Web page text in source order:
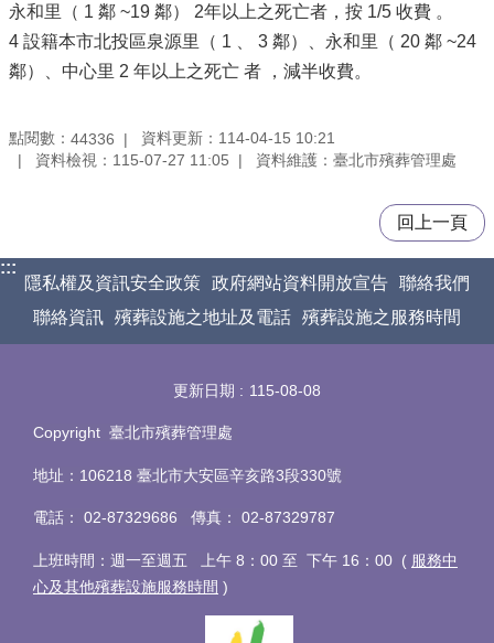
永和里（ 1 鄰 ~19 鄰） 2年以上之死亡者，按 1/5 收費 。
4 設籍本市北投區泉源里（ 1 、 3 鄰）、永和里（ 20 鄰 ~24
鄰）、中心里 2 年以上之死亡 者 ，減半收費。
點閱數： 44336
資料更新：114-04-15 10:21
資料檢視：115-07-27 11:05
資料維護：臺北市殯葬管理處
回上一頁
:::
隱私權及資訊安全政策 政府網站資料開放宣告 聯絡我們
聯絡資訊 殯葬設施之地址及電話 殯葬設施之服務時間
更新日期 115-08-08
Copyright 臺北市殯葬管理處
地址：106218 臺北市大安區辛亥路3段330號
電話 ： 02-87329686 傳真 ： 02-87329787
上班時間：週一至週五 上午 8：00 至 下午 16：00 ( 服務中
心及其他殯葬設施服務時間 )